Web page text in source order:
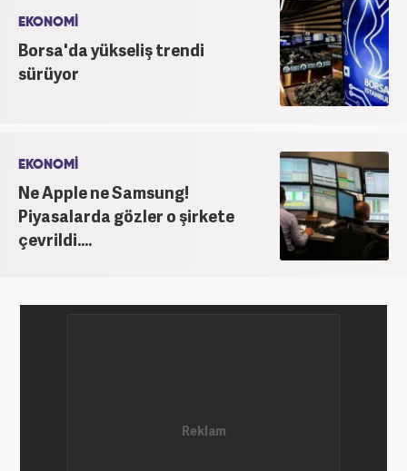
EKONOMİ
Borsa'da yükseliş trendi
sürüyor
EKONOMİ
Ne Apple ne Samsung!
Piyasalarda gözler o şirkete
çevrildi....